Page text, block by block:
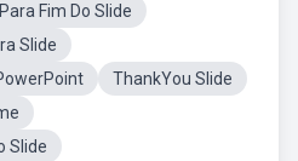
Fim Do Slide
Slide
ThankYou Slide
Slide